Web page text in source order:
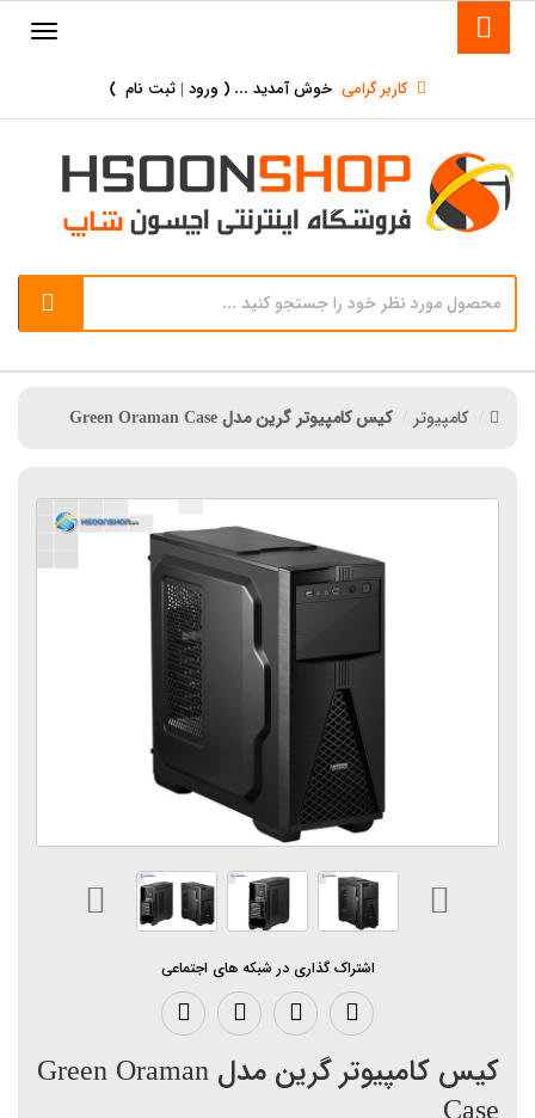
کاربر گرامی خوش آمدید ... ( ورود | ثبت نام )
کامپیوتر کیس کامپیوتر گرین مدل Green Oraman Case
اشتراک گذاری در شبکه های اجتماعی
کیس کامپیوتر گرین مدل Green Oraman